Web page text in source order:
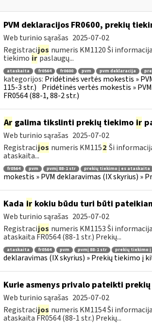
PVM deklaracijos FR0600, prekių
Web turinio sąrašas 2025-07-02
Registracijos numeris KM1120 Ši
tiekimo irpaslaugų...
ataskaita fr0564 fr0600 pvm pvm deklaracija
kategorijos: Pridėtinės vertės mokestis »
115-3 str.) Pridėtinės vertės mokestis »
FR0564 (88-1, 88-2 str.)
Argalima tikslinti prekių tiekimo ir
Web turinio sąrašas 2025-07-02
Registracijos numeris KM1152 Ši
ataskaita...
fr0564 pvm pvmį 88-1 str prekių tiekimo į es ataskaita
mokestis » PVM deklaravimas (IX skyrius) »
Kada irkokiu būdu turi būti
Web turinio sąrašas 2025-07-02
Registracijos numeris KM1153 Ši
ataskaita FR0564 (88-1 str.) Prekių...
ataskaita fr0564 pvm pvmį 88-1 str prekių tiekimo
deklaravimas (IX skyrius) » Prekių tiekimo į
Kurie asmenys privalo pateikti
Web turinio sąrašas 2025-07-02
Registracijos numeris KM1154 Ši
ataskaita FR0564 (88-1 str.) Prekių...